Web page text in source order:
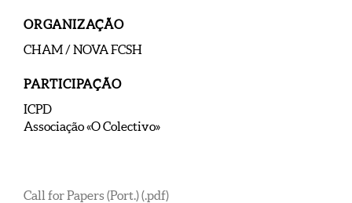
ORGANIZAÇÃO
CHAM / NOVA FCSH
PARTICIPAÇÃO
ICPD
Associação «O Colectivo»
Call for Papers (Port.) (.pdf)